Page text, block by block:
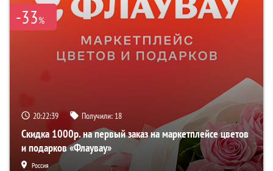
-33%
20:22:38 Получили: 18
Скидка 1000р. на первый заказ на маркетплейсе цветов
и подарков «Флаувау»
Россия